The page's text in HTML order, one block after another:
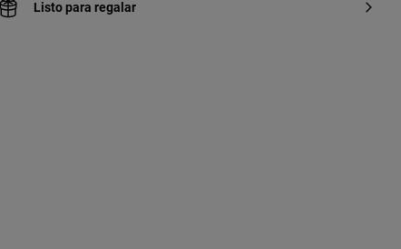
Listo para regalar